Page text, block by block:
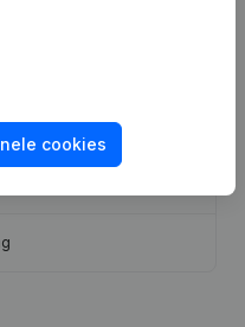
- Benoemingen
- Benoemingen
Benoeming(en)
Wijziging Doel
cookies